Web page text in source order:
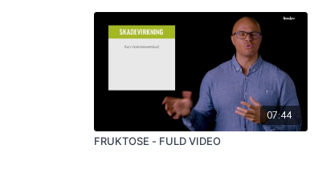
07:44
FRUKTOSE - FULD VIDEO